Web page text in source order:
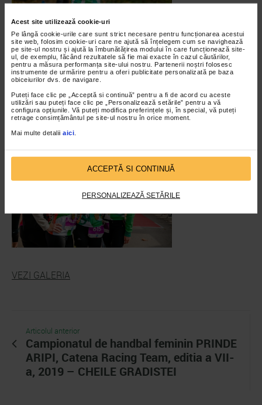
Acest site utilizează cookie-uri
Pe lângă cookie-urile care sunt strict necesare pentru funcționarea acestui
site web, folosim cookie-uri care ne ajută să înțelegem cum se navighează
pe site-ul nostru și ajută la îmbunătățirea modului în care funcționează site-
ul, de exemplu, făcând rezultatele să fie mai exacte în cazul căutărilor,
pentru a măsura performanța site-ului nostru. Partenerii noștri folosesc
instrumente de urmărire pentru a oferi publicitate personalizată pe baza
obiceiurilor dvs. de navigare.
Puteți face clic pe „Acceptă si continuă” pentru a fi de acord cu aceste
utilizări sau puteți face clic pe „Personalizează setările” pentru a vă
configura opțiunile. Vă puteți modifica preferințele și, în special, vă puteți
retrage consimțământul pe site-ul nostru în orice moment.
Mai multe detalii aici
ACCEPTĂ SI CONTINUĂ
PERSONALIZEAZĂ SETĂRILE
VEZI GALERIA
Articolul anterior
Campionatul de handbal feminin PRINDE
ARIPI, Catena Racing Team, editia a VII-
a, 2019 – CHEILE GRADISTEI